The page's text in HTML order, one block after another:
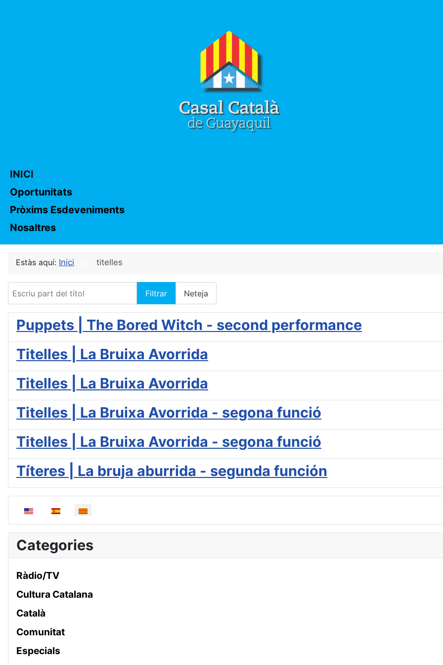
INICI
Oportunitats
Pròxims Esdeveniments
Nosaltres
Estàs aquí: Inici titelles
Escriu part del títol
Filtrar Neteja
Puppets | The Bored Witch - second performance
Titelles | La Bruixa Avorrida
Titelles | La Bruixa Avorrida
Titelles | La Bruixa Avorrida - segona funció
Titelles | La Bruixa Avorrida - segona funció
Títeres | La bruja aburrida - segunda función
Seleccioni el seu idioma
Categories
Ràdio/TV
Cultura Catalana
Català
Comunitat
Especials